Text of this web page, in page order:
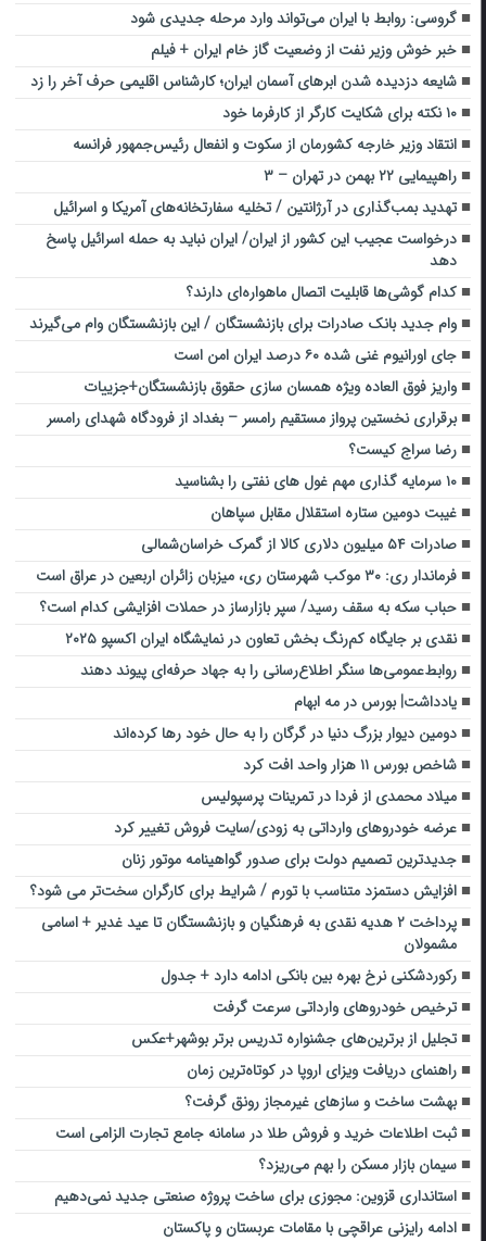
گروسی: روابط با ایران می‌تواند وارد مرحله جدیدی شود
خبر خوش وزیر نفت از وضعیت گاز خام ایران + فیلم
شایعه دزدیده شدن ابرهای آسمان ایران؛ کارشناس اقلیمی حرف آخر را زد
۱۰ نکته برای شکایت کارگر از کارفرما خود
انتقاد وزیر خارجه کشورمان از سکوت و انفعال رئیس‌جمهور فرانسه
راهپیمایی ۲۲ بهمن در تهران – ۳
تهدید بمب‌گذاری در آرژانتین / تخلیه سفارتخانه‌های آمریکا و اسرائیل
درخواست عجیب این کشور از ایران/ ایران نباید به حمله اسرائیل پاسخ
دهد
کدام گوشی‌ها قابلیت اتصال ماهواره‌ای دارند؟
وام جدید بانک صادرات برای بازنشستگان / این بازنشستگان وام می‌گیرند
جای اورانیوم غنی شده ۶۰ درصد ایران امن است
واریز فوق العاده ویژه همسان سازی حقوق بازنشستگان+جزییات
برقراری نخستین پرواز مستقیم رامسر – بغداد از فرودگاه شهدای رامسر
رضا سراج کیست؟
۱۰ سرمایه گذاری مهم غول های نفتی را بشناسید
غیبت دومین ستاره استقلال مقابل سپاهان
صادرات ۵۴ میلیون دلاری کالا از گمرک خراسان‌شمالی
فرماندار ری: ۳۰ موکب شهرستان ری، میزبان زائران اربعین در عراق است
حباب سکه به سقف رسید/ سپر بازارساز در حملات افزایشی کدام است؟
نقدی بر جایگاه کم‌رنگ بخش تعاون در نمایشگاه ایران اکسپو ۲۰۲۵
روابط‌عمومی‌ها سنگر اطلاع‌رسانی را به جهاد حرفه‌ای پیوند دهند
یادداشت| بورس در مه ابهام
دومین دیوار بزرگ دنیا در گرگان را به حال خود رها کرده‌اند
شاخص بورس ۱۱ هزار واحد افت کرد
میلاد محمدی از فردا در تمرینات پرسپولیس
عرضه خودروهای وارداتی به زودی/سایت فروش تغییر کرد
جدیدترین تصمیم دولت برای صدور گواهینامه موتور زنان
افزایش دستمزد متناسب با تورم / شرایط برای کارگران سخت‌تر می شود؟
پرداخت ۲ هدیه نقدی به فرهنگیان و بازنشستگان تا عید غدیر + اسامی
مشمولان
رکوردشکنی نرخ بهره بین بانکی ادامه دارد + جدول
ترخیص خودروهای وارداتی سرعت گرفت
تجلیل از برترین‌های جشنواره تدریس برتر بوشهر+عکس
راهنمای دریافت ویزای اروپا در کوتاه‌ترین زمان
بهشت ساخت و سازهای غیرمجاز رونق گرفت؟
ثبت اطلاعات خرید و فروش طلا در سامانه جامع تجارت الزامی است
سیمان بازار مسکن را بهم می‌ریزد؟
استانداری قزوین: مجوزی برای ساخت پروژه صنعتی جدید نمی‌دهیم
ادامه رایزنی‌ عراقچی با مقامات عربستان و پاکستان